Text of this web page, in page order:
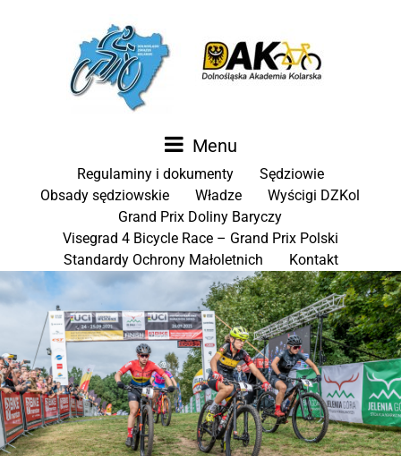
Menu
Regulaminy i dokumenty
Sędziowie
Obsady sędziowskie
Władze
Wyścigi DZKol
Grand Prix Doliny Baryczy
Visegrad 4 Bicycle Race – Grand Prix Polski
Standardy Ochrony Małoletnich
Kontakt